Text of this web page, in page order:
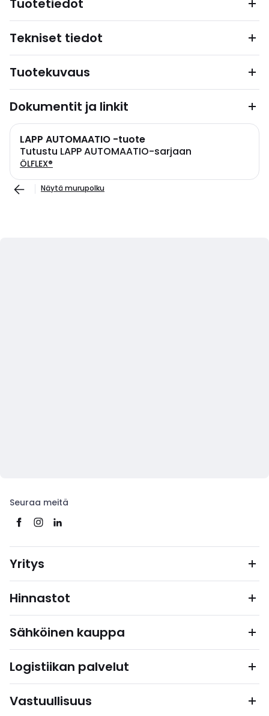
Tuotetiedot
Tekniset tiedot
Tuotekuvaus
Dokumentit ja linkit
LAPP AUTOMAATIO -tuote
Tutustu LAPP AUTOMAATIO-sarjaan
ÖLFLEX®
Näytä murupolku
Seuraa meitä
Yritys
Hinnastot
Sähköinen kauppa
Logistiikan palvelut
Vastuullisuus